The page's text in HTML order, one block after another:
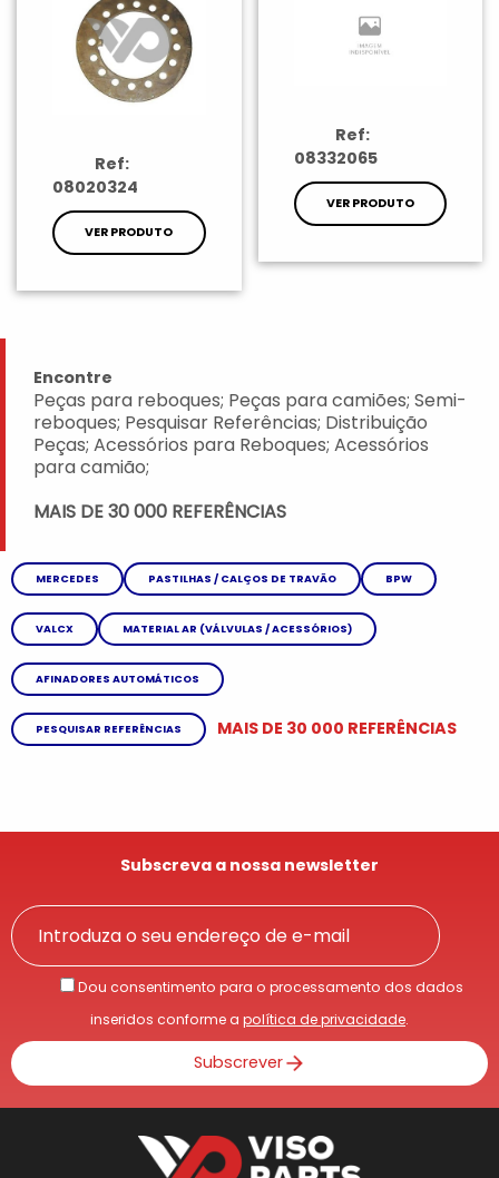
Ref:
08020324
VER PRODUTO
Ref:
08332065
VER PRODUTO
Encontre
Peças para reboques; Peças para camiões; Semi-
reboques; Pesquisar Referências; Distribuição
Peças; Acessórios para Reboques; Acessórios
para camião;
MAIS DE 30 000 REFERÊNCIAS
MERCEDES PASTILHAS / CALÇOS DE TRAVÃO BPW
VALCX MATERIAL AR (VÁLVULAS / ACESSÓRIOS)
AFINADORES AUTOMÁTICOS
PESQUISAR REFERÊNCIAS MAIS DE 30 000 REFERÊNCIAS
Subscreva a nossa newsletter
Dou consentimento para o processamento dos dados
inseridos conforme a política de privacidade.
Subscrever